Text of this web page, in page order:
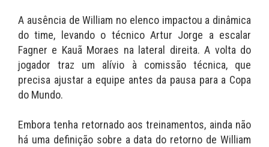
A ausência de William no elenco impactou a dinâmica
do time, levando o técnico Artur Jorge a escalar
Fagner e Kauã Moraes na lateral direita. A volta do
jogador traz um alívio à comissão técnica, que
precisa ajustar a equipe antes da pausa para a Copa
do Mundo.
Embora tenha retornado aos treinamentos, ainda não
há uma definição sobre a data do retorno de William